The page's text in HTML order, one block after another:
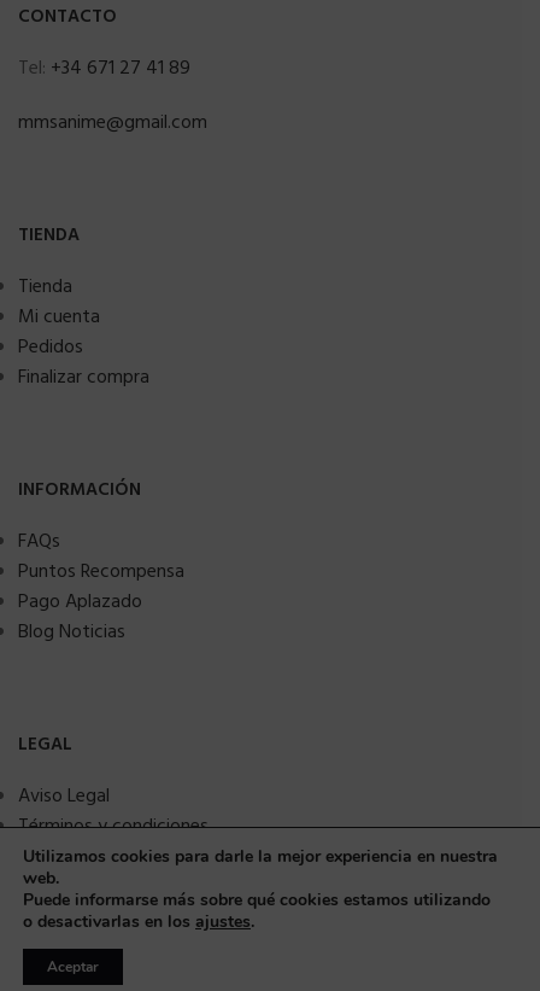
CONTACTO
Tel: +34 671 27 41 89
mmsanime@gmail.com
TIENDA
Tienda
Mi cuenta
Pedidos
Finalizar compra
INFORMACIÓN
FAQs
Puntos Recompensa
Pago Aplazado
Blog Noticias
LEGAL
Aviso Legal
Términos y condiciones
Política de privacidad
Política de Cookies
Seguridad y protección a compradores
Utilizamos cookies para darle la mejor experiencia en nuestra
web.
Puede informarse más sobre qué cookies estamos utilizando
o desactivarlas en los ajustes.
Aceptar